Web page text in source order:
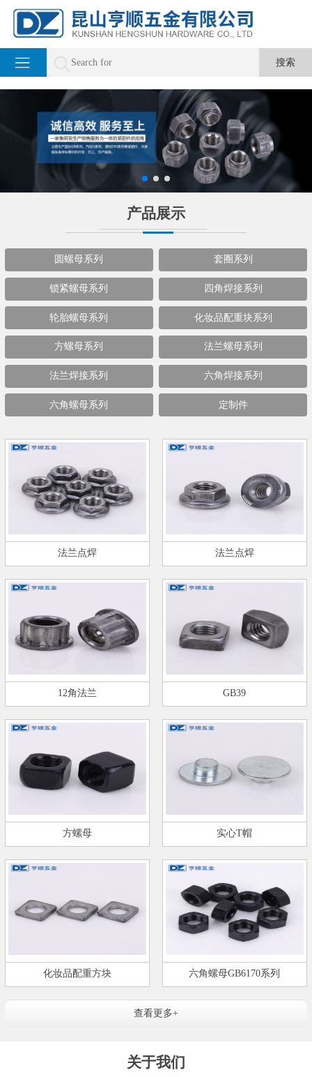
产品展示
圆螺母系列 套圈系列
锁紧螺母系列 四角焊接系列
轮胎螺母系列 化妆品配重块系列
方螺母系列 法兰螺母系列
法兰焊接系列 六角焊接系列
六角螺母系列 定制件
法兰点焊 法兰点焊
12角法兰 GB39
方螺母 实心T帽
化妆品配重方块 六角螺母GB6170系列
查看更多+
关于我们